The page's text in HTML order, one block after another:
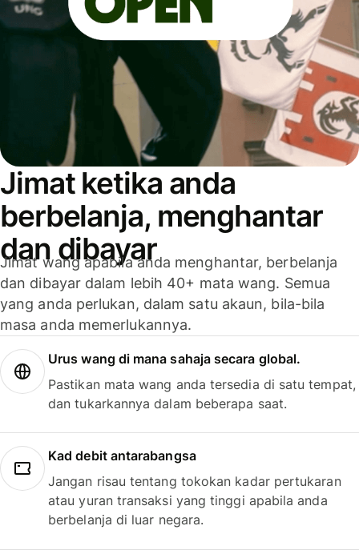
Jimat ketika anda
berbelanja, menghantar
dan dibayar
Jimat wang apabila anda menghantar, berbelanja
dan dibayar dalam lebih 40+ mata wang. Semua
yang anda perlukan, dalam satu akaun, bila-bila
masa anda memerlukannya.
Urus wang di mana sahaja secara global.
Pastikan mata wang anda tersedia di satu tempat,
dan tukarkannya dalam beberapa saat.
Kad debit antarabangsa
Jangan risau tentang tokokan kadar pertukaran
atau yuran transaksi yang tinggi apabila anda
berbelanja di luar negara.